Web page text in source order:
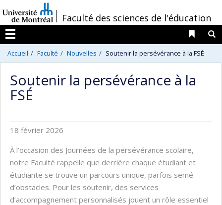
au
contenu
/Faculté des sciences de l'éducation
Menu
Liens
Accueil Faculté Nouvelles Soutenir la persévérance à la FSÉ
Soutenir la persévérance à la
FSÉ
18 février 2026
À l’occasion des Journées de la persévérance scolaire,
notre Faculté rappelle que derrière chaque étudiant et
étudiante se trouve un parcours unique, parfois semé
d’obstacles. Pour les soutenir, des services
d’accompagnement personnalisés jouent un rôle essentiel